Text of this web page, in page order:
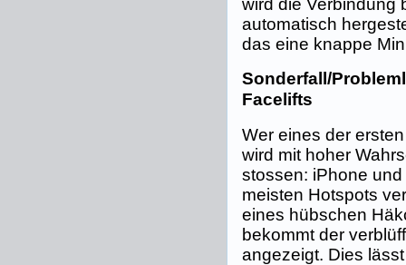
wird die Verbindung
automatisch
das eine knappe
Sonderfall/
Facelifts
Wer eines der
wird mit hoher
stossen: iPhone
meisten Hotspots
eines hübschen
bekommt der
angezeigt. Dies